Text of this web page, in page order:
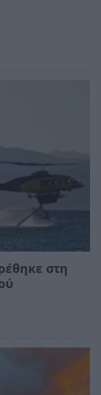
στη